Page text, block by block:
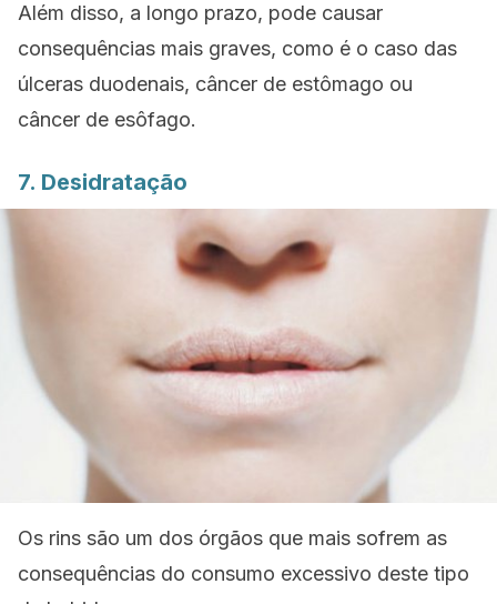
Além disso, a longo prazo, pode causar
consequências mais graves, como é o caso das
úlceras duodenais, câncer de estômago ou
câncer de esôfago.
7. Desidratação
Os rins são um dos órgãos que mais sofrem as
consequências do consumo excessivo deste tipo